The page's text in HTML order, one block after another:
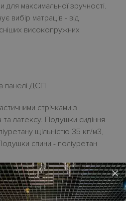
×
для максимальної зручності.
вибір матраців - від
високопружних
панелі ДСП
стрічками з
латексу. Подушки сидіння
щільністю 35 кг/м3,
спини - поліуретан
щоденного сну. Надійна
з електрозварної